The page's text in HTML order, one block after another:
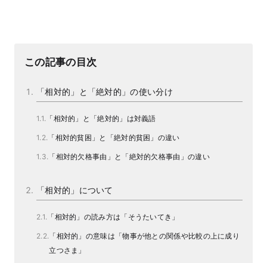
この記事の目次
「相対的」と「絶対的」の使い分け
「相対的」と「絶対的」は対義語
「相対的貧困」と「絶対的貧困」の違い
「相対的欠格事由」と「絶対的欠格事由」の違い
「相対的」について
「相対的」の読み方は「そうたいてき」
「相対的」の意味は「物事が他との関係や比較の上に成り
立つさま」